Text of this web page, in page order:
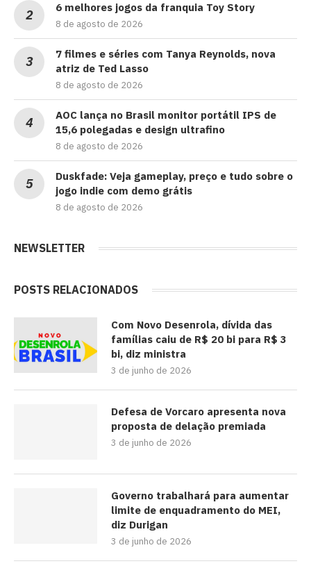
6 melhores jogos da franquia Toy Story
8 de agosto de 2026
7 filmes e séries com Tanya Reynolds, nova
atriz de Ted Lasso
8 de agosto de 2026
AOC lança no Brasil monitor portátil IPS de
15,6 polegadas e design ultrafino
8 de agosto de 2026
Duskfade: Veja gameplay, preço e tudo sobre o
jogo indie com demo grátis
8 de agosto de 2026
NEWSLETTER
POSTS RELACIONADOS
Com Novo Desenrola, dívida das
famílias caiu de R$ 20 bi para R$ 3
bi, diz ministra
3 de junho de 2026
Defesa de Vorcaro apresenta nova
proposta de delação premiada
3 de junho de 2026
Governo trabalhará para aumentar
limite de enquadramento do MEI,
diz Durigan
3 de junho de 2026